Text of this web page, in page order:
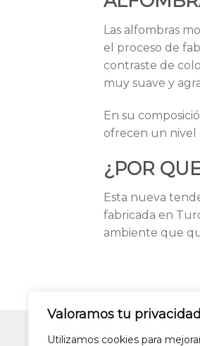
Valoramos tu privacidad
Utilizamos cookies para
Las alfombras
el proceso de
contraste de
muy suave y
En su
ofrecen un nivel
¿POR
Esta nueva
fabricada en
ambiente que